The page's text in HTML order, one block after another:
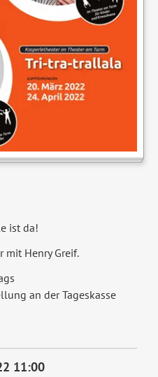
ist da!
mit Henry Greif.
an der Tageskasse
11:00